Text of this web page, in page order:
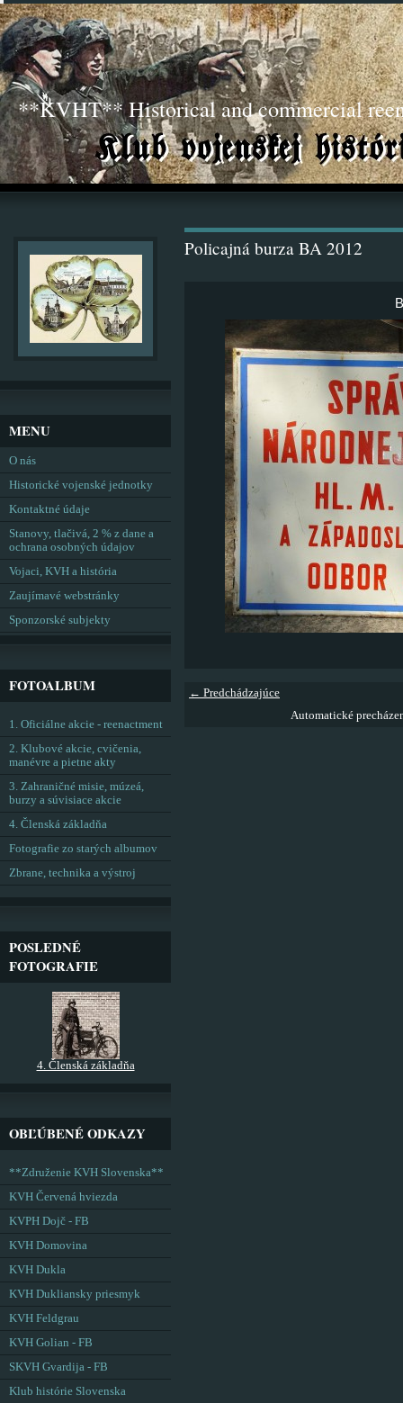
**KVHT** Historical and commercial
Policajná burza BA 2012
← Predchádzajúce
Automatické
MENU
O nás
Historické vojenské jednotky
Kontaktné údaje
Stanovy, tlačivá, 2 % z dane a
ochrana osobných údajov
Vojaci, KVH a história
Zaujímavé webstránky
Sponzorské subjekty
FOTOALBUM
1. Oficiálne akcie - reenactment
2. Klubové akcie, cvičenia,
manévre a pietne akty
3. Zahraničné misie, múzeá,
burzy a súvisiace akcie
4. Členská základňa
Fotografie zo starých albumov
Zbrane, technika a výstroj
POSLEDNÉ
FOTOGRAFIE
4. Členská základňa
OBĽÚBENÉ ODKAZY
**Združenie KVH Slovenska**
KVH Červená hviezda
KVPH Dojč - FB
KVH Domovina
KVH Dukla
KVH Dukliansky priesmyk
KVH Feldgrau
KVH Golian - FB
SKVH Gvardija - FB
Klub histórie Slovenska